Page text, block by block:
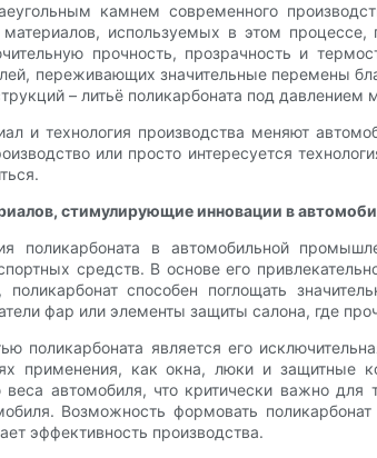
камнем современного
используемых в этом
прочность, прозрачность и
переживающих значительные перемены
– литьё поликарбоната под
и технология производства меняют
или просто интересуется
стимулирующие инновации в
поликарбоната в автомобильной
средств. В основе его
способен поглощать
фар или элементы защиты салона, где
поликарбоната является его
применения, как окна, люки и
автомобиля, что критически важно
Возможность формовать
эффективность производства.